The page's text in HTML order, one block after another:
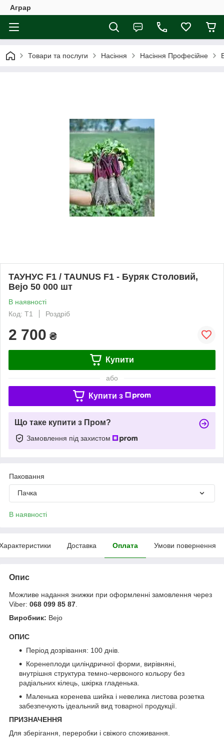
Аграр
Товари та послуги Насіння Насіння Професійне
ТАУНУС F1 / TAUNUS F1 - Буряк Столовий,
Bejo 50 000 шт
В наявності
Код: T1
Роздріб
2 700 ₴
Купити
або
Купити з
Що таке купити з Пром?
Замовлення під захистом
Паковання
Пачка
В наявності
Доставка Оплата Умови повернення
Опис
Можливе надання знижки при оформленні замовлення через
Viber: 068 099 85 87
Виробник: Bejo
ОПИС
Період дозрівання: 100 днів.
Коренеплоди циліндричної форми, вирівняні,
внутрішня структура темно-червоного кольору без
радіальних кілець, шкірка гладенька.
Маленька коренева шийка і невелика листова розетка
забезпечують ідеальний вид товарної продукції.
ПРИЗНАЧЕННЯ
Для зберігання, переробки і свіжого споживання.